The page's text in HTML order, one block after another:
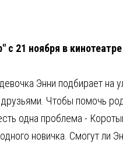
21 ноября в
Энни подбирает на
Чтобы помочь
одна проблема -
новичка. Смогут ли